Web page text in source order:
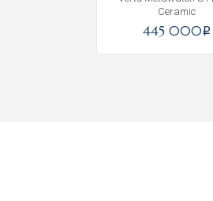
Ceramic
445 000i